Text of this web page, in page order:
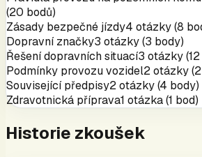
(20 bodů)
Zásady bezpečné jízdy4 otázky(8
Dopravní značky3 otázky(3 body)
Řešení dopravních situací3 otázky(12
Podmínky provozu vozidel2otázky(2
Související předpisy2otázky(4 body)
Zdravotnická příprava1 otázka(1 bod)
Historie zkoušek